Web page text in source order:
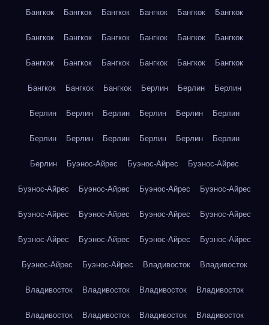
Бангкок Бангкок Бангкок Бангкок Бангкок Бангкок
Бангкок Бангкок Бангкок Бангкок Бангкок Бангкок
Бангкок Бангкок Бангкок Бангкок Бангкок Бангкок
Бангкок Бангкок Бангкок Берлин Берлин Берлин
Берлин Берлин Берлин Берлин Берлин Берлин
Берлин Берлин Берлин Берлин Берлин Берлин
Берлин Буэнос-Айрес Буэнос-Айрес Буэнос-Айрес
Буэнос-Айрес Буэнос-Айрес Буэнос-Айрес Буэнос-Айрес
Буэнос-Айрес Буэнос-Айрес Буэнос-Айрес Буэнос-Айрес
Буэнос-Айрес Буэнос-Айрес Буэнос-Айрес Буэнос-Айрес
Буэнос-Айрес Буэнос-Айрес Владивосток Владивосток
Владивосток Владивосток Владивосток Владивосток
Владивосток Владивосток Владивосток Владивосток